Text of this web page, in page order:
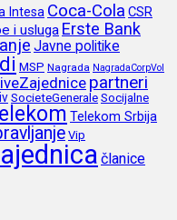
Intesa Coca-Cola CSR
i usluga Erste Bank
Javne politike
MSP Nagrada NagradaCorpVol
partneri
SocieteGeneraleSocijalne
Telekom Srbija
Vip
članice